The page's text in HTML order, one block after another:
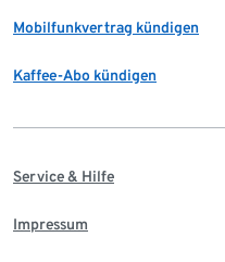
Mobilfunkvertrag kündigen
Kaffee-Abo kündigen
Service & Hilfe
Impressum